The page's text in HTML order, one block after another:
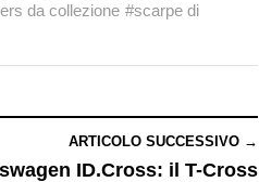
da collezione #scarpe di
ARTICOLO SUCCESSIVO →
ID.Cross: il T-Cross